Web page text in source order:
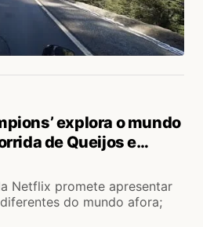
explora o mundo
de Queijos e…
Netflix promete apresentar
do mundo afora;